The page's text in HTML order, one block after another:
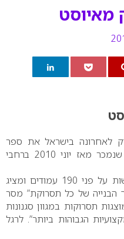
מאיוסט
לאחרונה בישראל את ספר
שנמכר מאז יוני 2010 ברחבי
“הספר כולל 46 תסרוקות המתפרשות על פני 190 עמודים ומציג
של כל תסרוקת” מסר
תסרוקות במגוון סגנונות
הגבוהות ביותר”. לרגל